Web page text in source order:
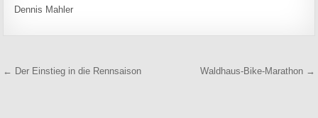
Dennis Mahler
Beitragsnavigation
← Der Einstieg in die Rennsaison Waldhaus-Bike-Marathon →